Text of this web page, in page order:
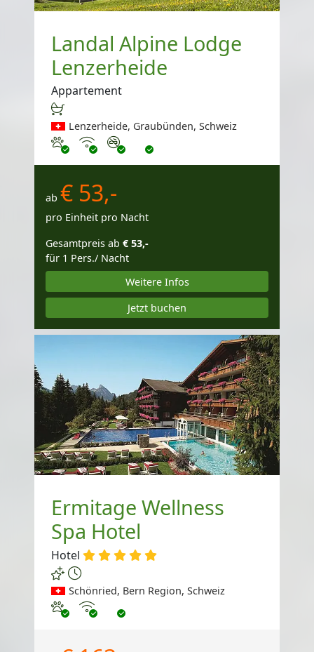
Landal Alpine Lodge
Lenzerheide
Appartement
Lenzerheide, Graubünden, Schweiz
Haustiere erlaubt
InternetNichtraucher
ab € 53,-
pro Einheit pro Nacht
Gesamtpreis ab € 53,-
für 1 Pers./ Nacht
Weitere Infos
Jetzt buchen
Ermitage Wellness
Spa Hotel
Hotel
Schönried, Bern Region, Schweiz
Haustiere erlaubt
Internet